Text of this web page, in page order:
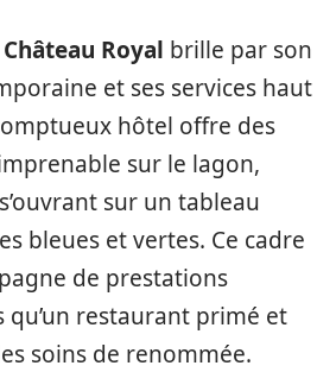
Château Royal brille par son
et ses services haut
hôtel offre des
sur le lagon,
sur un tableau
bleues et vertes. Ce cadre
de prestations
qu’un restaurant primé et
soins de renommée.